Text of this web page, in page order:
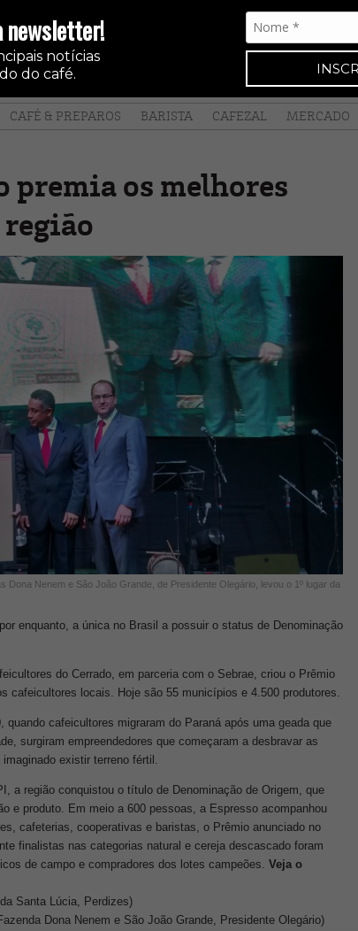
newsletter!
notícias
do café.
CAFÉ & PREPAROS BARISTA CAFEZAL MERCADO
os melhores
Dona Nenem e São João Grande, de Presidente Olegário, levou o 1º lugar da
enquanto, a única no Brasil a possuir o status de Denominação
do Cerrado, em parceria com o Sebrae, criou o Prêmio
cafeicultores locais. Hoje são 55 municípios e 4.500 produtores.
quando cafeicultores migraram do Paraná após uma geada que
surgiram empreendedores que começaram a desbravar as
existir terreno fértil.
a região conquistou o título de Denominação de Origem, que
e produto. Em meio a 600 pessoas, a Espresso acompanhou
cafeterias, cooperativas e baristas, o Prêmio anunciado no
finalistas nas categorias natural e cereja descascado foram
de campo e compradores dos lotes campeões. Veja o
Santa Lúcia, Perdizes)
Dona Nenem e São João Grande, Presidente Olegário)